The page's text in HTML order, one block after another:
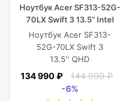
Ноутбук Acer SF313-52G-
70LX Swift 3 13.5” Intel
Core i7 16 GB 1TB SSD,
Silver
Ноутбук Acer SF313-
52G-70LX Swift 3
13.5'' QHD
(2256x1504) IPS/Intel
Core i7-1065G7
1.30GHz Quad/16
134 990 ₽
144 990 ₽
-6%